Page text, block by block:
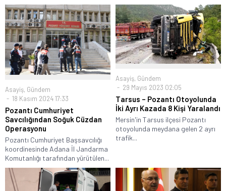
Asayiş, Gündem
18 Kasım 2024 17:33
Pozantı Cumhuriyet
Savcılığından Soğuk Cüzdan
Operasyonu
Pozantı Cumhuriyet Başsavcılığı
koordinesinde Adana İl Jandarma
Komutanlığı tarafından yürütülen...
Asayiş, Gündem
29 Mayıs 2023 02:05
Tarsus – Pozantı Otoyolunda
İki Ayrı Kazada 8 Kişi Yaralandı
Mersin'in Tarsus ilçesi Pozantı
otoyolunda meydana gelen 2 ayrı
trafik...